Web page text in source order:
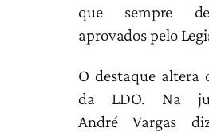
que sempre
aprovados pelo
O destaque altera
da LDO. Na
André Vargas